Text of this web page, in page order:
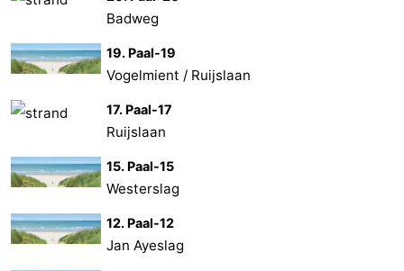
Terschelling
-
Natur
Duinen
-
aan
Bergen
-
Badweg
19. Paal-19
Vogelmient / Ruijslaan
17. Paal-17
Ruijslaan
15. Paal-15
Westerslag
12. Paal-12
Jan Ayeslag